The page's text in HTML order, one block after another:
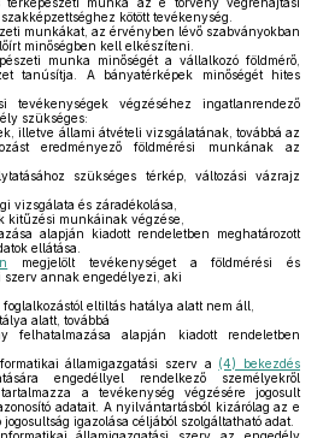
kötött tevékenység.
munkákat, az érvényben lévő szabványokban
minőségben kell elkészíteni.
munka minőségét a vállalkozó földmérő,
tanúsítja. A bányatérképek minőségét hites
tevékenységek végzéséhez ingatlanrendező
szükséges:
illetve állami átvételi vizsgálatának, továbbá az
eredményező földmérési munkának az
szükséges térkép, változási vázrajz
vizsgálata és záradékolása,
kitűzési munkáinak végzése,
alapján kiadott rendeletben meghatározott
ellátása.
megjelölt tevékenységet a földmérési és
annak engedélyezi, aki
eltiltás hatálya alatt nem áll,
alatt, továbbá
alapján kiadott rendeletben
államigazgatási szerv a (4) bekezdés
engedéllyel rendelkező személyekről
a tevékenység végzésére jogosult
adatait. A nyilvántartásból kizárólag az e
igazolása céljából szolgáltatható adat.